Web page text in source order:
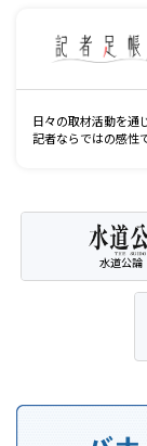
日々の取材活動を通
記者ならではの感性
水道公論